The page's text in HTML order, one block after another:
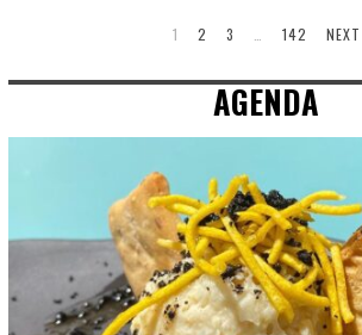
1 2 3 142 NEXT
AGENDA